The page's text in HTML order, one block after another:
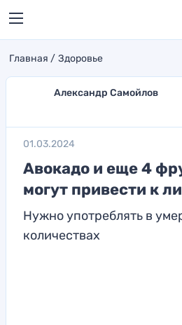
Главная Здоровье
Александр Самойлов
01.03.2024
Авокадо и еще 4
могут привести к
Нужно употреблять в
количествах